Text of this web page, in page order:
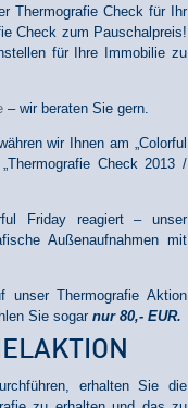
Thermografie Check für Ihr
Check zum Pauschalpreis!
für Ihre Immobilie zu
– wir beraten Sie gern.
wir Ihnen am „Colorful
Check 2013 /
Friday reagiert – unser
Außenaufnahmen mit
unser Thermografie Aktion
Sie sogar nur 80,- EUR.
erhalten Sie die